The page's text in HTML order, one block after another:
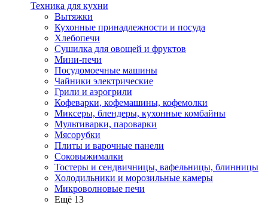
Техника для кухни
Вытяжки
Кухонные принадлежности и посуда
Хлебопечи
Сушилка для овощей и фруктов
Мини-печи
Посудомоечные машины
Чайники электрические
Грили и аэрогрили
Кофеварки, кофемашины, кофемолки
Миксеры, блендеры, кухонные комбайны
Мультиварки, пароварки
Мясорубки
Плиты и варочные панели
Соковыжималки
Тостеры и сендвичницы, вафельницы, блинницы
Холодильники и морозильные камеры
Микроволновые печи
Ещё 13